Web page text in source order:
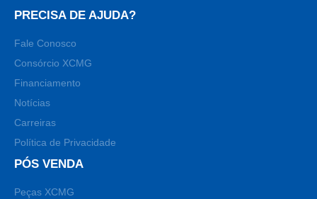
PRECISA DE AJUDA?
Fale Conosco
Consórcio XCMG
Financiamento
Notícias
Carreiras
Política de Privacidade
PÓS VENDA
Peças XCMG